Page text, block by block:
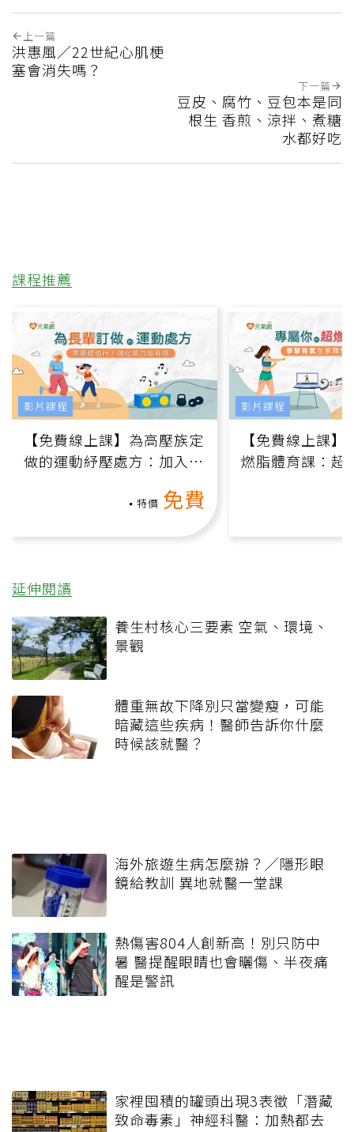
上一篇
洪惠風／22世紀心肌梗
塞會消失嗎？
下一篇
豆皮、腐竹、豆包本是同
根生 香煎、涼拌、煮糖
水都好吃
課程推薦
【免費線上課】為高壓族定
做的運動紓壓處方：加入行
特價 免費
影片課程
【免費線上課
燃脂體育課：超
影片課程
延伸閱讀
養生村核心三要素 空氣、環境、
景觀
體重無故下降別只當變瘦，可能
暗藏這些疾病！醫師告訴你什麼
時候該就醫？
海外旅遊生病怎麼辦？／隱形眼
鏡給教訓 異地就醫一堂課
熱傷害804人創新高！別只防中
暑 醫提醒眼睛也會曬傷、半夜痛
醒是警訊
家裡囤積的罐頭出現3表徵「潛藏
致命毒素」神經科醫：加熱都去